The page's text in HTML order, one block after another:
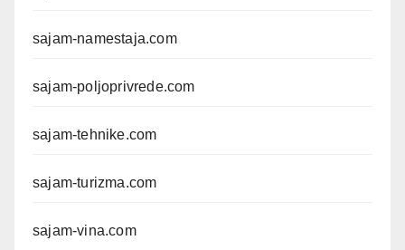
sajam-namestaja.com
sajam-poljoprivrede.com
sajam-tehnike.com
sajam-turizma.com
sajam-vina.com